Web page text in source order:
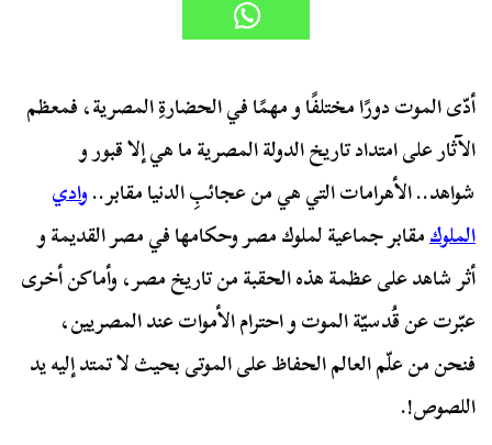
أدّى الموت دورًا مختلفًا و مهمًا في الحضارةِ المصرية، فمعظم
الآثار على امتداد تاريخ الدولة المصرية ما هي إلا قبور و
شواهد.. الأهرامات التي هي من عجائبِ الدنيا مقابر..وادي
الملوكمقابر جماعية لملوك مصر وحكامها في مصر القديمة و
أثر شاهد على عظمة هذه الحقبة من تاريخ مصر، وأماكن أخرى
عبّرت عن قُدسيّة الموت و احترام الأموات عند المصريين،
فنحن من علّم العالم الحفاظ على الموتى بحيث لا تمتد إليه يد
اللصوص!.